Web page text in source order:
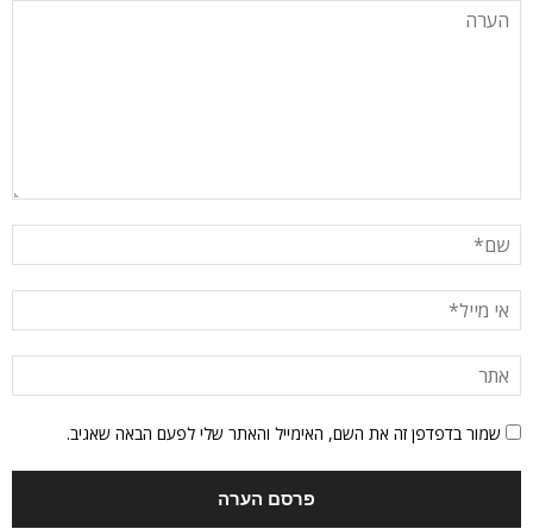
שמור בדפדפן זה את השם, האימייל והאתר שלי לפעם הבאה שאגיב.